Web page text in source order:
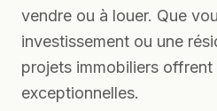
vendre ou à louer. Que
investissement ou une
projets immobiliers
exceptionnelles.